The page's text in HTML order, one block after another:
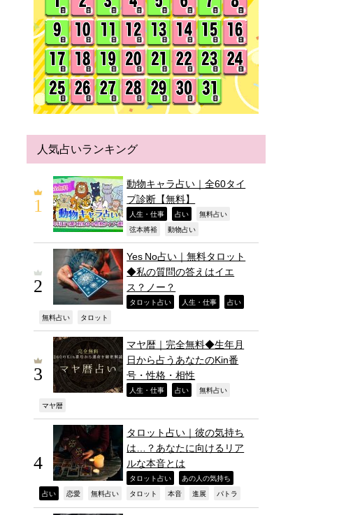
人気占いランキング
動物キャラ占い｜全60タイ
プ診断【無料】
人生・仕事 占い 無料占い
弦本將裕 動物占い
Yes No占い｜無料タロット
◆私の質問の答えはイエ
ス？ノー？
タロット占い 人生・仕事 占い
無料占い タロット
マヤ暦｜完全無料◆生年月
日から占うあなたのKin番
号・性格・相性
人生・仕事 占い 無料占い
マヤ暦
タロット占い｜彼の気持ち
は…？あなたに向けるリア
ルな本音とは
タロット占い あの人の気持ち
占い 恋愛 無料占い タロット 本音 進展 パトラ